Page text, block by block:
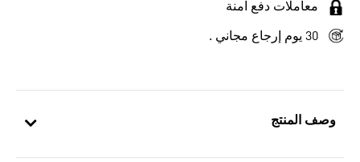
وصف المنتج
معاملات دفع آمنة